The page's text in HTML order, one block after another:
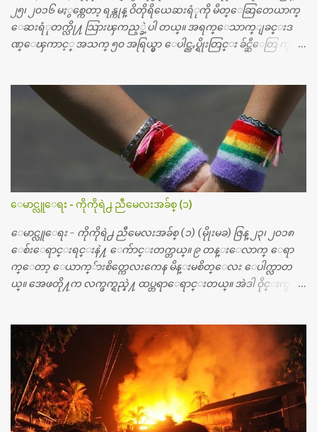
၂၅၊ ၂၀၁၆ မႏွစ္ကေတာ့ ရန္ကုန္ ဝိတိုရိယေဆးရံုကို မိတ္ေဆြတေယာက္
ေဆးရံုတက္လို႔ သြားၾကည့္ခဲ့ပါ တယ္။ အရက္ေသာက္ျခင္းဒ
ဏ္ေၾကာင့္ အသက္ ၅၀ အရြယ္မွာ ေပါင္ညႇပ္ရိုးတြင္း ခ်င္ဆီေတြ ကုန္ခ
စၿပီး၊ အာရွေတာ္ဝင္ခြဲစိတ္ခန္းကို ငွားရမ္းခြဲစိတ္ အရိုးအစားထိုးကုပါတ
ယ္။ ေဆးစစ္၊ေဆးဝယ္၊ ခြဲစိတ္ကု၊ အရိုးအစားထိုးပစၥည္း စတဲ့စရိ
တ္ေတြနဲ႔ေဆးရံုမွာ ၂ ပတ္ေနထိုင္စရိတ္ သိန္း ၇၀ ေလာက္ ကုန္သြား
ပါတယ္။ သူငယ္ခ်င္းျဖစ္သူကို လာေတြ႔ရင္း ဟိုတယ္လို သန္႔ရွင္းသ
ပ္ရပ္တဲ့ ဝိတိုရိယေဆးရံုမွာ စီတီစကင္ နဲ႔ အမ္အာအိုင္1 စက္ခန္းကိုေ
တြ႔လို႔ေမးၾကည့္ေတာ့ တခါစမ္းရင္ က်ပ္တသိန္းေက်ာ္ က်သင့္
တယ္သိရပါတယ္။ တခါတေလ ကိုယ္လက္ေျခ၊ ဦးေႏွာက္ေတြ အေသး
စိတ္ၾကည့္လိုရင္ ဒီစက္ၾကီးေတြနဲ႔ စမ္းသပ္ရပါတယ္။ ခႏၱာကိုယ္အစိတ္ပို
င္း ကလီစာေတြကိုၾကည့္ရႈတဲ့ အာလထရာေဆာင္း2 စက္ေတြ
ကေတာ့ ေစ်းသိပ္မႀကီးလို႔ ျမန္မာျပည္ေဆးရံုတိုင္းရွိပါတယ္။
တစ္ခါစမ္းရင္ က်ပ္တစ္ေသာင္းေလာက္ က်သင့္ပါတယ္။ စာေရးသူ လြ
န္ခဲ့တဲ့ (၂)...
ေမာင္လူေရး - ကိုကိုရဲ႕ ညီမေလးအခ်စ္ (၁)
ေမာင္လူေရး - ကိုကိုရဲ႕ ညီမေလးအခ်စ္ (၁) (မိုုးမခ) ဇြန္ ၂၃၊ ၂၀၁၈
ေစ်းေရာင္းရင္းနဲ႔ ေက်ာင္းတက္တယ္။ ၉ တန္းေလာက္ ေရာ
က္ေတာ့ ေယာက္်ားစိတ္ကေလးကေန မိန္းမစိတ္ေလး ေပါက္လာတ
ယ္။ အေဖတို႔က လက္ဖက္ရည္နဲ႔ ထပ္တရာေရာင္းတယ္။ အဲဒါ ဝိုင္းကူ
တယ္။ ပန္းပန္တယ္။ မိန္းကေလး အဝတ္အစားေတြကိုလည္း ခုိးဝတ္တ
ယ္။ မိန္းမစိတ္ရွိေတာ့ ရွိေပမယ့္ ကိုယ့္ကိုယ္ကို မိန္းမစိတ္ေပါက္မွန္း
သိတာက ၉ တန္း၊ ၁၀ တန္းေလာက္ကမွ။ ညီအစ္ကို ေမာင္နွမ အားလံုး ၆
ေယာက္ရွိတယ္။ အစ္ကို ၃ ေယာက္၊ အစ္မ ႏွစ္ေယာက္။ အစ္ကိုေတြက
လည္း သူ႔ အေပါင္းအသင္းနဲ႔ သူဆိုေတာ့ အမေတြနဲ႔ဘဲ ေပါ
င္းတယ္။ ျပီးေတာ့ အေဖကလည္း ေယာက္်ားဆုိ ေယာ